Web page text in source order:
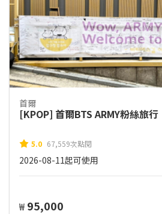
首爾
[KPOP] 首爾BTS ARMY粉絲旅行
5.0 67,559次點閱
2026-08-11起可使用
₩ 95,000